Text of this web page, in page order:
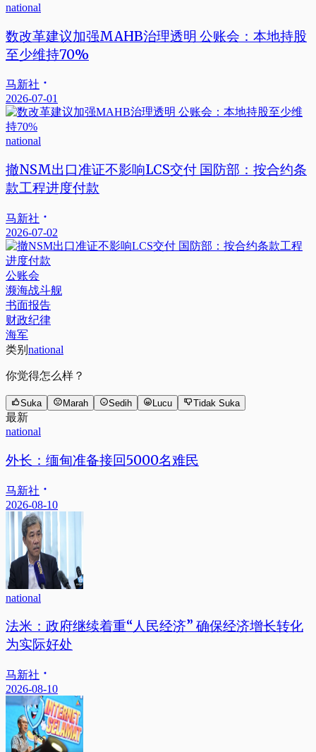
national
数改革建议加强MAHB治理透明 公账会：本地持股
至少维持70%
马新社
2026-07-01
national
撤NSM出口准证不影响LCS交付 国防部：按合约条
款工程进度付款
马新社
2026-07-02
公账会
濒海战斗舰
书面报告
财政纪律
海军
类别 national
你觉得怎么样？
Suka Marah Sedih Lucu Tidak Suka
最新
national
外长：缅甸准备接回5000名难民
马新社
2026-08-10
national
法米：政府继续着重“人民经济” 确保经济增长转化
为实际好处
马新社
2026-08-10